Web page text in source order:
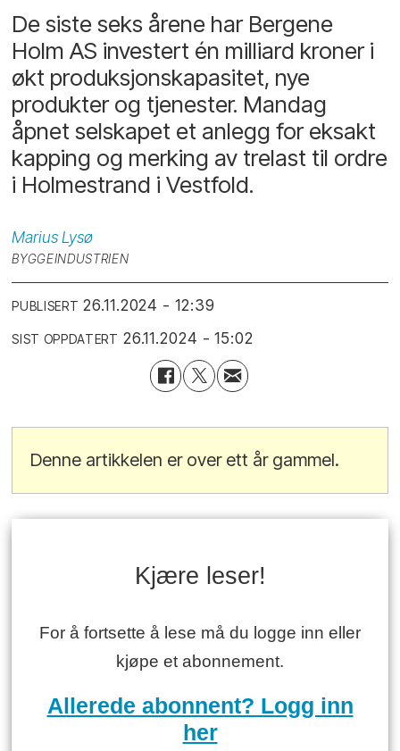
De siste seks årene har Bergene
Holm AS investert én milliard kroner i
økt produksjonskapasitet, nye
produkter og tjenester. Mandag
åpnet selskapet et anlegg for eksakt
kapping og merking av trelast til ordre
i Holmestrand i Vestfold.
Marius Lysø
BYGGEINDUSTRIEN
PUBLISERT 26.11.2024 - 12:39
SIST OPPDATERT 26.11.2024 - 15:02
Denne artikkelen er over ett år gammel.
Kjære leser!
For å fortsette å lese må du logge inn eller
kjøpe et abonnement.
Allerede abonnent? Logg inn
her